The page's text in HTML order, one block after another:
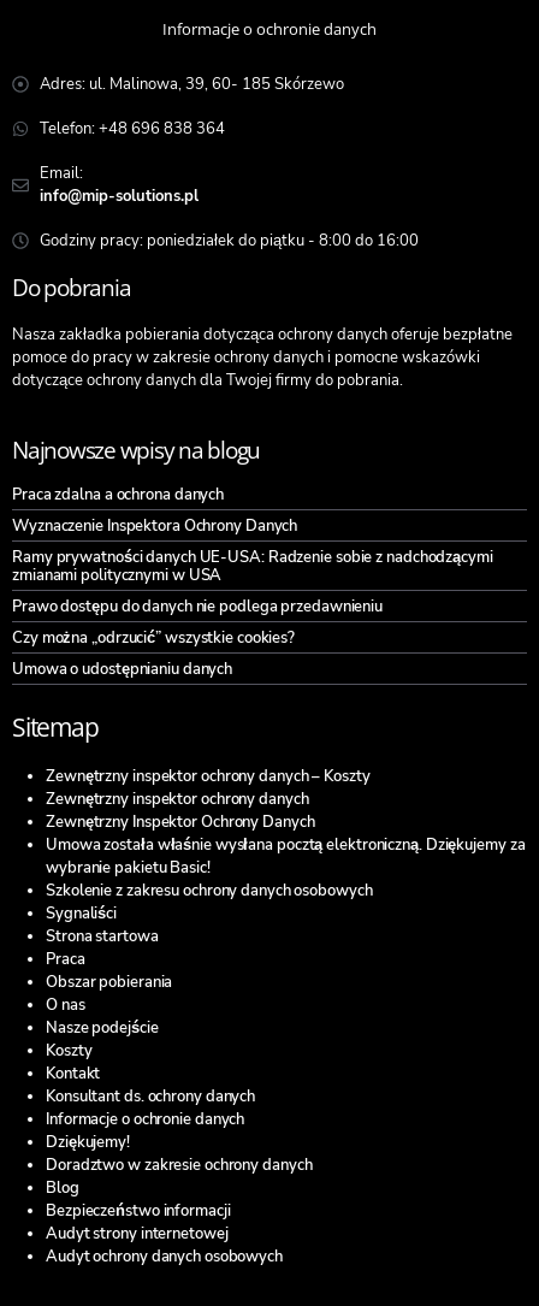
Informacje o ochronie danych
Adres: ul. Malinowa, 39, 60- 185 Skórzewo
Telefon: +48 696 838 364
Email:
info@mip-solutions.pl
Godziny pracy: poniedziałek do piątku - 8:00 do 16:00
Do pobrania
Nasza zakładka pobierania dotycząca ochrony danych oferuje bezpłatne
pomoce do pracy w zakresie ochrony danych i pomocne wskazówki
dotyczące ochrony danych dla Twojej firmy do pobrania.
Najnowsze wpisy na blogu
Praca zdalna a ochrona danych
Wyznaczenie Inspektora Ochrony Danych
Ramy prywatności danych UE-USA: Radzenie sobie z nadchodzącymi
zmianami politycznymi w USA
Prawo dostępu do danych nie podlega przedawnieniu
Czy można „odrzucić” wszystkie cookies?
Umowa o udostępnianiu danych
Sitemap
Zewnętrzny inspektor ochrony danych – Koszty
Zewnętrzny inspektor ochrony danych
Zewnętrzny Inspektor Ochrony Danych
Umowa została właśnie wysłana pocztą elektroniczną. Dziękujemy za
wybranie pakietu Basic!
Szkolenie z zakresu ochrony danych osobowych
Sygnaliści
Strona startowa
Praca
Obszar pobierania
O nas
Nasze podejście
Koszty
Kontakt
Konsultant ds. ochrony danych
Informacje o ochronie danych
Dziękujemy!
Doradztwo w zakresie ochrony danych
Blog
Bezpieczeństwo informacji
Audyt strony internetowej
Audyt ochrony danych osobowych